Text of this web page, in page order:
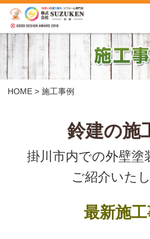
鈴建ブログ W保証
はじめての方へ
施工事例
お客様の声
料金について
HOME > 施工事例
鈴建の施
掛川市内での外壁塗
ご紹介いた
最新施工